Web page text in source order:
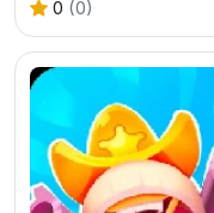
0 (0)